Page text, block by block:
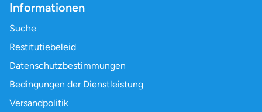
Informationen
Suche
Restitutiebeleid
Datenschutzbestimmungen
Bedingungen der Dienstleistung
Versandpolitik